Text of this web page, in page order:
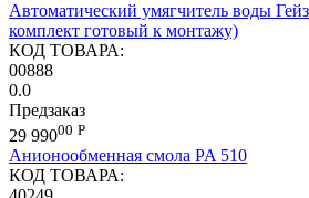
Автоматический умягчитель воды
комплект готовый к монтажу)
КОД ТОВАРА:
00888
0.0
Предзаказ
29 99000 Р
Анионообменная смола PA 510
КОД ТОВАРА: